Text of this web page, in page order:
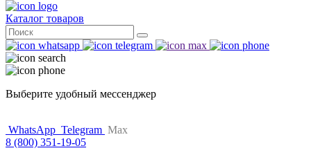
Каталог товаров
Поиск
for:
Выберите удобный мессенджер
WhatsApp Telegram Max
8 (800) 351-19-05